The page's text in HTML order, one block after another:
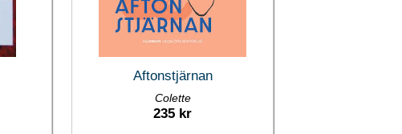
Aftonstjärnan
Colette
235 kr